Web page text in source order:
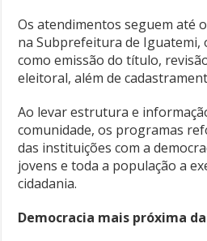
Os atendimentos seguem até
na Subprefeitura de Iguatemi,
como emissão do título,
eleitoral, além de
Ao levar estrutura e
comunidade, os programas
das instituições com a
jovens e toda a população a
cidadania.
Democracia mais próxima